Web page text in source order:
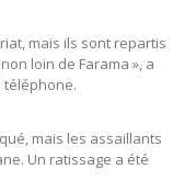
mais ils sont repartis
loin de Farama », a
téléphone.
mais les assaillants
Un ratissage a été